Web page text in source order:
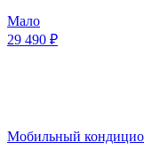
Мало
29 490 ₽
Мобильный